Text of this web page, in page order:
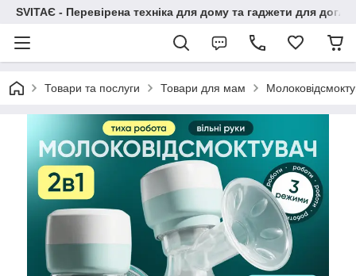
SVITAЄ - Перевірена техніка для дому та гаджети для
Товари та послуги Товари для мам